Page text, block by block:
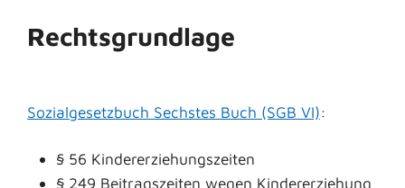
Rechtsgrundlage
Sozialgesetzbuch Sechstes Buch (SGB VI):
§ 56 Kindererziehungszeiten
§ 249 Beitragszeiten wegen Kindererziehung